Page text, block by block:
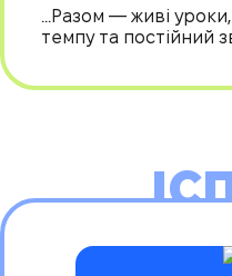
...Разом — живі
темпу та постійний